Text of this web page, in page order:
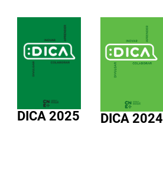
DICA 2025 DICA 2024